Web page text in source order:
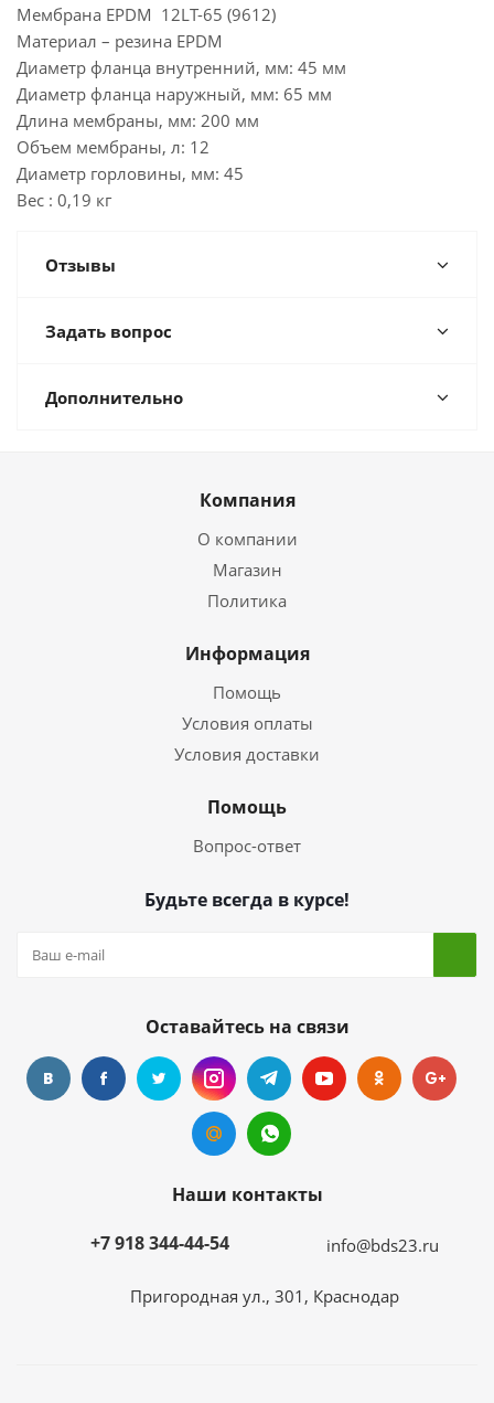
Мембрана EPDM 12LT-65 (9612)
Материал – резина EPDM
Диаметр фланца внутренний, мм: 45 мм
Диаметр фланца наружный, мм: 65 мм
Длина мембраны, мм: 200 мм
Объем мембраны, л: 12
Диаметр горловины, мм: 45
Вес : 0,19 кг
Отзывы
Задать вопрос
Дополнительно
Компания
О компании
Магазин
Политика
Информация
Помощь
Условия оплаты
Условия доставки
Помощь
Вопрос-ответ
Будьте всегда в курсе!
Оставайтесь на связи
Наши контакты
+7 918 344-44-54
info@bds23.ru
Пригородная ул., 301, Краснодар